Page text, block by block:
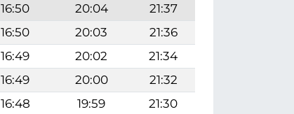
16:50 20:04
21:37
16:50 20:03
21:36
16:49 20:02
21:34
16:49 20:00
21:32
16:48 19:59
21:30